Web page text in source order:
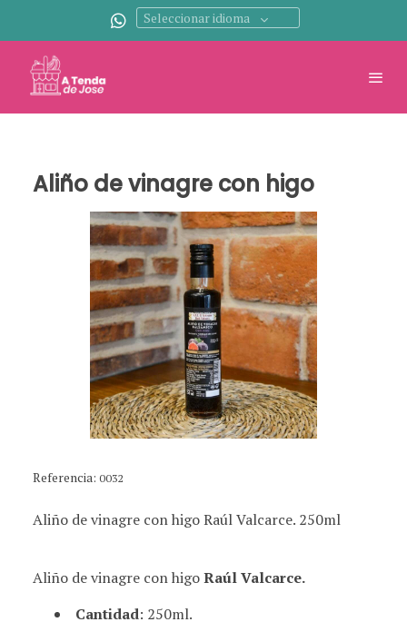
Seleccionar idioma
Aliño de vinagre con higo
Referencia: 0032
Aliño de vinagre con higo Raúl Valcarce. 250ml
Aliño de vinagre con higoRaúl Valcarce.
Cantidad: 250ml.